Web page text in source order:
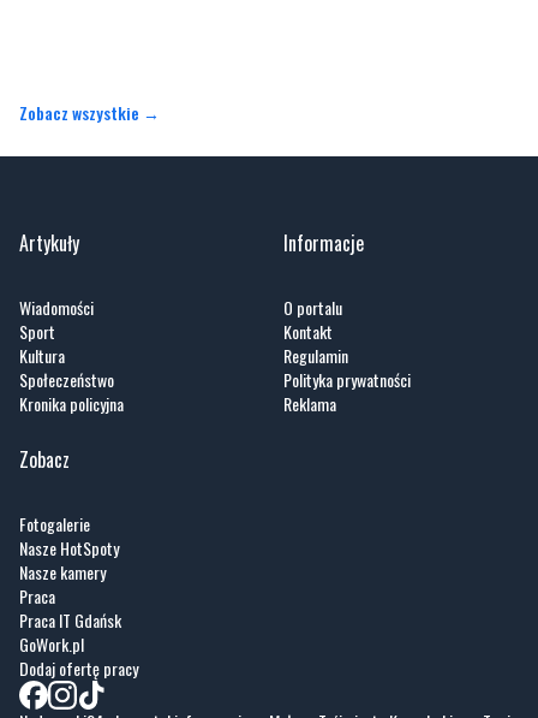
Zobacz wszystkie →
Artykuły
Wiadomości
Sport
Kultura
Społeczeństwo
Kronika policyjna
Informacje
O portalu
Kontakt
Regulamin
Polityka prywatności
Reklama
Zobacz
Fotogalerie
Nasze HotSpoty
Nasze kamery
Praca
Praca IT Gdańsk
GoWork.pl
Dodaj ofertę pracy